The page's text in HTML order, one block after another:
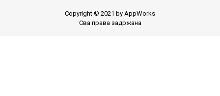
Copyright © 2021 by AppWorks
Сва права задржана